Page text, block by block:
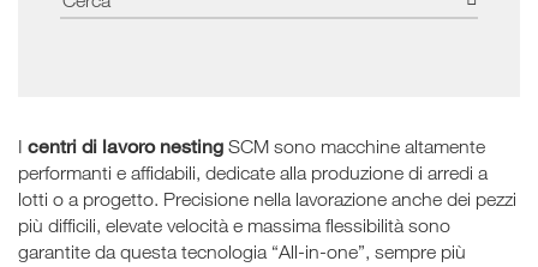
I centri di lavoro nesting SCM sono macchine altamente
performanti e affidabili, dedicate alla produzione di arredi a
lotti o a progetto. Precisione nella lavorazione anche dei pezzi
più difficili, elevate velocità e massima flessibilità sono
garantite da questa tecnologia “All-in-one”, sempre più